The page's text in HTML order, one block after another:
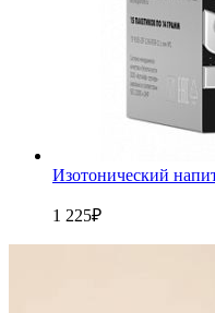
Изотонический
1 225₽